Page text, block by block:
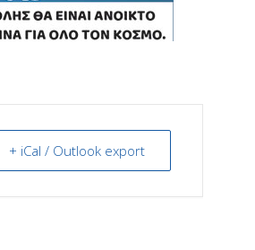
+ iCal / Outlook export